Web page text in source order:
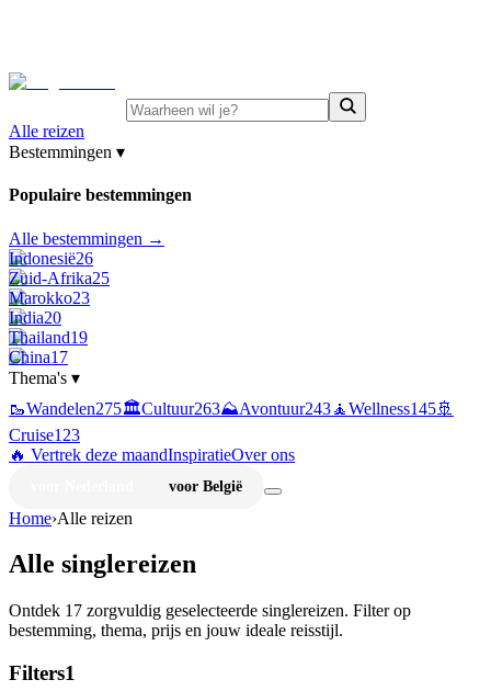
Alle reizen
Bestemmingen ▾
Populaire bestemmingen
Alle bestemmingen →
Indonesië26
Zuid-Afrika25
Marokko23
India20
Thailand19
China17
Thema's ▾
🥾Wandelen275🏛️Cultuur263⛰️Avontuur243🧘Wellness145🚢
Cruise123
🔥 Vertrek deze maandInspiratieOver ons
voor België
Home›Alle reizen
Alle singlereizen
Ontdek 17 zorgvuldig geselecteerde singlereizen. Filter op
bestemming, thema, prijs en jouw ideale reisstijl.
Filters1